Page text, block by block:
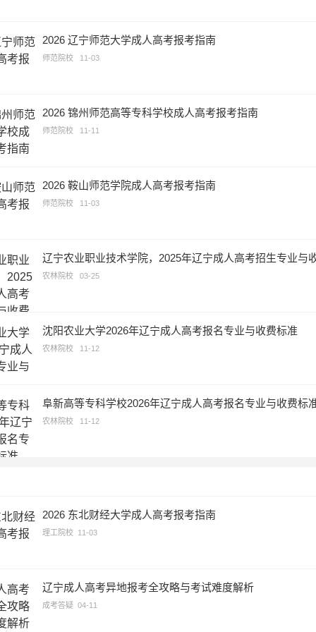
2026 辽宁师范大学成人高考报考指南
师范院校11-03
2026 锦州师范高等专科学校成人高考报考指南
师范院校11-11
2026 鞍山师范学院成人高考报考指南
师范院校11-03
辽宁农业职业技术学院，2025年辽宁成人高考招生专业与
农林院校03-25
沈阳农业大学2026年辽宁成人高考报名专业与收费标准
农林院校11-12
阜新高等专科学校2026年辽宁成人高考报名专业与收费标
农林院校11-12
2026 东北财经大学成人高考报考指南
理工院校11-03
辽宁成人高考异地报考全攻略与考试难度解析
成考答疑04-11